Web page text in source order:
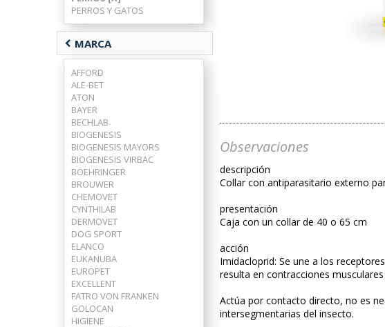
PERROS Y GATOS
chevron_left MARCA
AFFORD
ALE-BET
ATON
BAYER
BECHLAB
BIOGENESIS
BIOGENESIS MAYORS
BIOGENESIS VIRBAC
BOEHRINGER
BROUWER
CHEMOVET
CYNTHILAB
DERMOVET
DOG SPORT
ELANCO
EUKANUBA
EUROPET
EXCELLENT
FATRO VON FRANKEN
GOLOCAN
HIGIENE
Observaciones
descripción
Collar con antiparasitario externo
presentación
Caja con un collar de 40 o 65 cm
acción
Imidacloprid: Se une a los
resulta en contracciones
Actúa por contacto directo, no es
intersegmentarias del insecto.